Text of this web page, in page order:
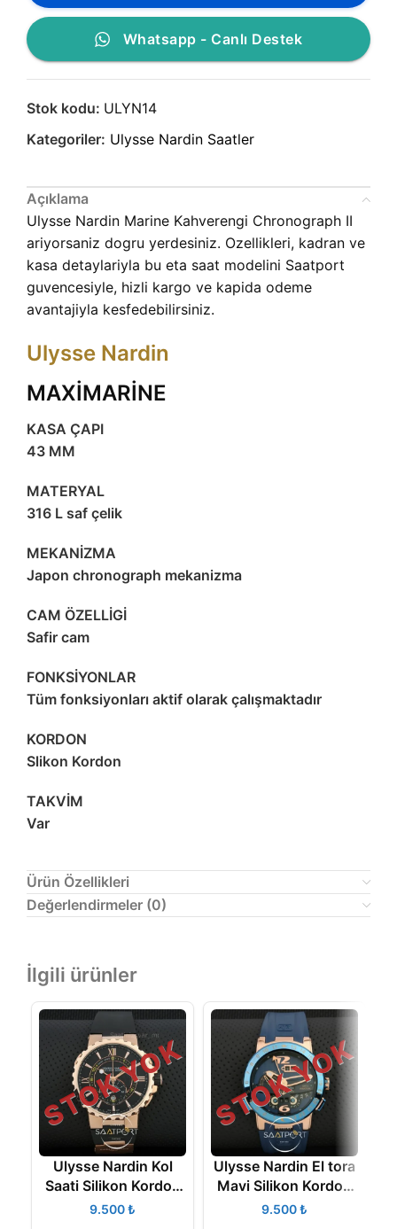
Whatsapp - Canlı Destek
Stok kodu: ULYN14
Kategoriler: Ulysse Nardin Saatler
Açıklama
Ulysse Nardin Marine Kahverengi Chronograph II
ariyorsaniz dogru yerdesiniz. Ozellikleri, kadran ve
kasa detaylariyla bu eta saat modelini Saatport
guvencesiyle, hizli kargo ve kapida odeme
avantajiyla kesfedebilirsiniz.
Ulysse Nardin
MAXİMARİNE
KASA ÇAPI
43 MM
MATERYAL
316 L saf çelik
MEKANİZMA
Japon chronograph mekanizma
CAM ÖZELLİGİ
Safir cam
FONKSİYONLAR
Tüm fonksiyonları aktif olarak çalışmaktadır
KORDON
Slikon Kordon
TAKVİM
Var
Ürün Özellikleri
Değerlendirmeler (0)
İlgili ürünler
STOK YOK
Ulysse Nardin Kol
Saati Silikon Kordon
44 mm
₺
STOK YOK
Ulysse Nardin El tora
Mavi Silikon Kordon
Otomatik Kol saati
₺